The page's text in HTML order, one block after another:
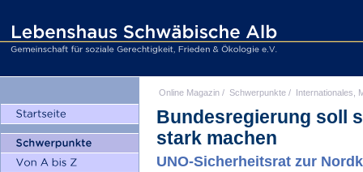
Online Magazin / Schwerpunkte / Internationales,
Bundesregierung soll
stark machen
UNO-Sicherheitsrat zur